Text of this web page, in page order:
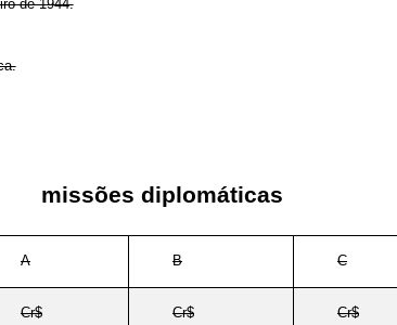
de 1944.
missões diplomáticas
A B C
Cr$ Cr$ Cr$